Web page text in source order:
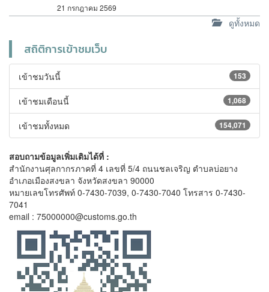
21 กรกฎาคม 2569
ดูทั้งหมด
สถิติการเข้าชมเว็บ
153
เข้าชมวันนี้
1,068
เข้าชมเดือนนี้
154,071
เข้าชมทั้งหมด
สอบถามข้อมูลเพิ่มเติมได้ที่ :
สำนักงานศุลกากรภาคที่ 4 เลขที่ 5/4 ถนนชลเจริญ ตำบลบ่อยาง
อำเภอเมืองสงขลา จังหวัดสงขลา 90000
หมายเลขโทรศัพท์ 0-7430-7039, 0-7430-7040 โทรสาร 0-7430-
7041
email : 75000000@customs.go.th